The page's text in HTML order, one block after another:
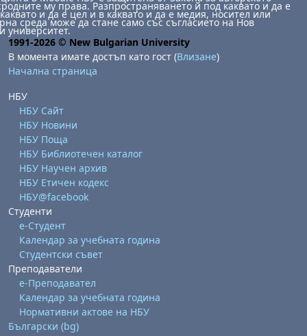
му права. Разпространяването й под каквато и да е
и да е цел и в каквато и да е медия, носител или
среда може да стане само със съгласието на Нов
университет.
1991-2026 © New Bulgarian University
В момента имате достъп като гост (Влизане)
Начална страница
НБУ
НБУ Сайт
НБУ Новини
НБУ Поща
НБУ Библиотечен каталог
НБУ Научен архив
НБУ Етичен кодекс
НБУ@facebook
Студенти
е-Студент
Календар за учебната година
Студентски съвет
Преподаватели
е-Преподавател
Календар за учебната година
Нормативни актове на НБУ
Български ‎(bg)‎